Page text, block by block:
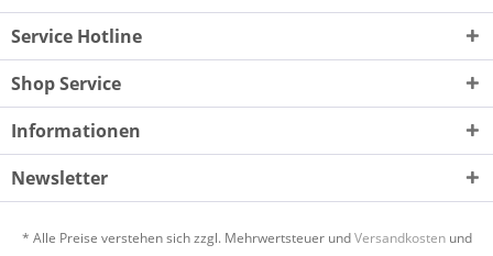
Service Hotline
Shop Service
Informationen
Newsletter
* Alle Preise verstehen sich zzgl. Mehrwertsteuer undVersandkostenund